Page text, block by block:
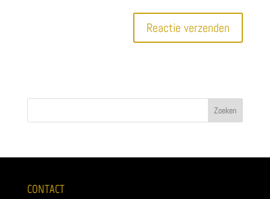
CONTACT